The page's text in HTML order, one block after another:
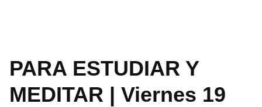
PARA ESTUDIAR Y
MEDITAR | Viernes 19